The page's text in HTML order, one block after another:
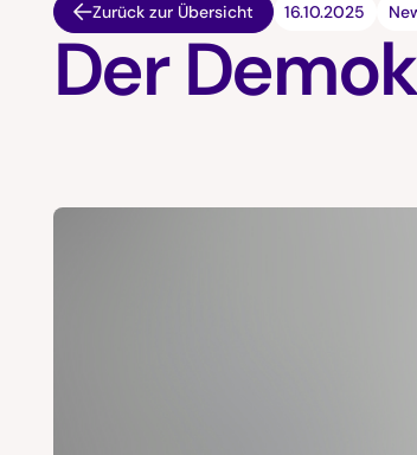
Zurück zur Übersicht 16.10.2025
Der